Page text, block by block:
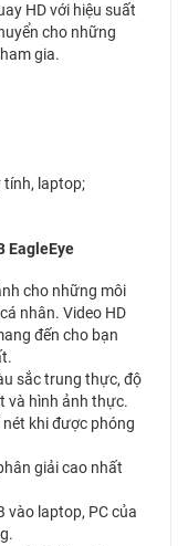
HD với hiệu suất
cho những
gia.
tính, laptop;
EagleEye
cho những môi
nhân. Video HD
đến cho bạn
sắc trung thực, độ
và hình ảnh thực.
khi được phóng
giải cao nhất
vào laptop, PC của